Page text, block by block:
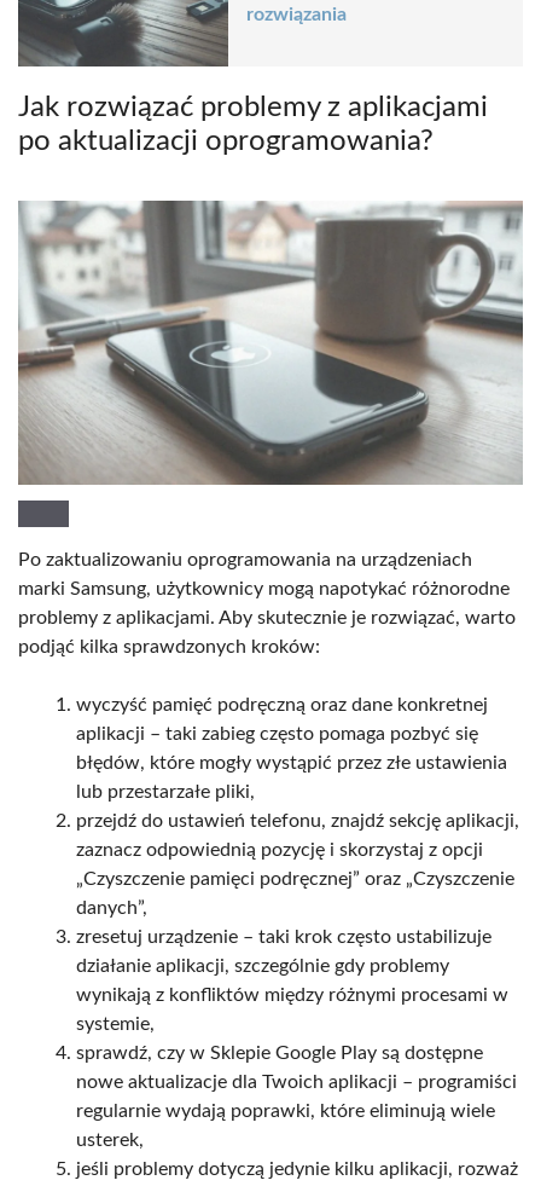
rozwiązania
Jak rozwiązać problemy z aplikacjami
po aktualizacji oprogramowania?
Po zaktualizowaniu oprogramowania na urządzeniach
marki Samsung, użytkownicy mogą napotykać różnorodne
problemy z aplikacjami. Aby skutecznie je rozwiązać, warto
podjąć kilka sprawdzonych kroków:
wyczyść pamięć podręczną oraz dane konkretnej
aplikacji – taki zabieg często pomaga pozbyć się
błędów, które mogły wystąpić przez złe ustawienia
lub przestarzałe pliki,
przejdź do ustawień telefonu, znajdź sekcję aplikacji,
zaznacz odpowiednią pozycję i skorzystaj z opcji
„Czyszczenie pamięci podręcznej” oraz „Czyszczenie
danych”,
zresetuj urządzenie – taki krok często ustabilizuje
działanie aplikacji, szczególnie gdy problemy
wynikają z konfliktów między różnymi procesami w
systemie,
sprawdź, czy w Sklepie Google Play są dostępne
nowe aktualizacje dla Twoich aplikacji – programiści
regularnie wydają poprawki, które eliminują wiele
usterek,
jeśli problemy dotyczą jedynie kilku aplikacji, rozważ